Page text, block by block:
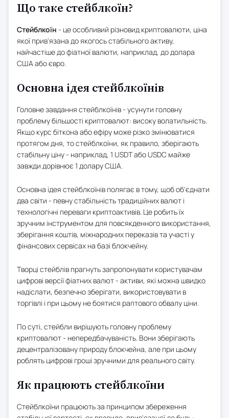
Що таке стейблкоїн?
Стейблкоїн - це особливий різновид криптовалюти, ціна
якої прив'язана до якогось стабільного активу,
найчастіше до фіатної валюти, наприклад, до долара
США або євро.
Основна ідея стейблкоїнів
Головне завдання стейблкоїнів - усунути головну
проблему більшості криптовалют: високу волатильність.
Якщо курс біткона або ефіру може різко змінюватися
протягом дня, то стейблкоїни, як правило, зберігають
стабільну ціну - наприклад, 1 USDT або USDC майже
завжди дорівнює 1 долару США.
Основна ідея стейблкоїнів полягає в тому, щоб об'єднати
два світи - певну стабільність традиційних валют і
технологічні переваги криптоактивів. Це робить їх
зручним інструментом для повсякденного використання,
зберігання коштів, міжнародних переказів та участі у
фінансових сервісах на базі блокчейну.
Творці стейблів прагнуть запропонувати користувачам
цифрові версії фіатних валют - активи, які можна швидко
надіслати, безпечно зберігати, використовувати в
торгівлі і при цьому не боятися раптового обвалу ціни.
По суті, стейбли вирішують головну проблему
криптовалют - непередбачуваність. Вони зберігають
децентралізовану природу блокчейна, але при цьому
роблять цифрові гроші зручними для реального світу.
Як працюють стейблкоїни
Стейблкоїни працюють за принципом збереження